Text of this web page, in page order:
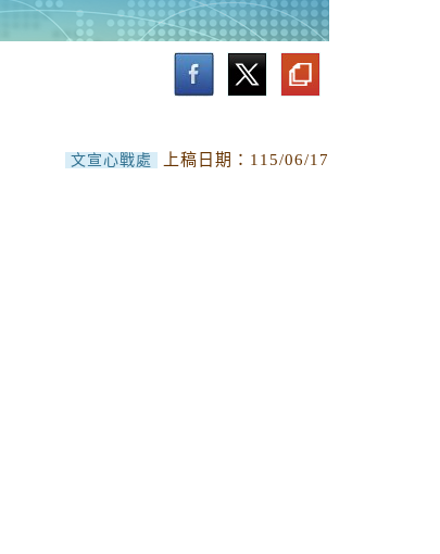
文宣心戰處 上稿日期： 115/06/17